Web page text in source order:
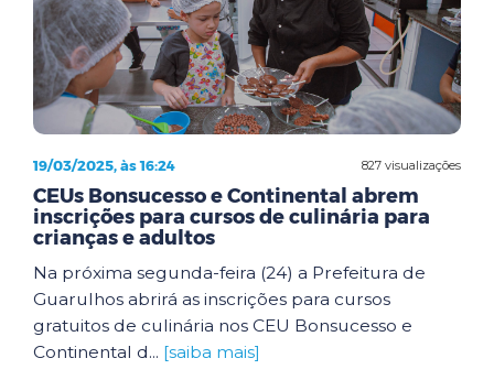
827 visualizações
19/03/2025, às 16:24
CEUs Bonsucesso e Continental abrem
inscrições para cursos de culinária para
crianças e adultos
Na próxima segunda-feira (24) a Prefeitura de
Guarulhos abrirá as inscrições para cursos
gratuitos de culinária nos CEU Bonsucesso e
Continental d... [saiba mais]